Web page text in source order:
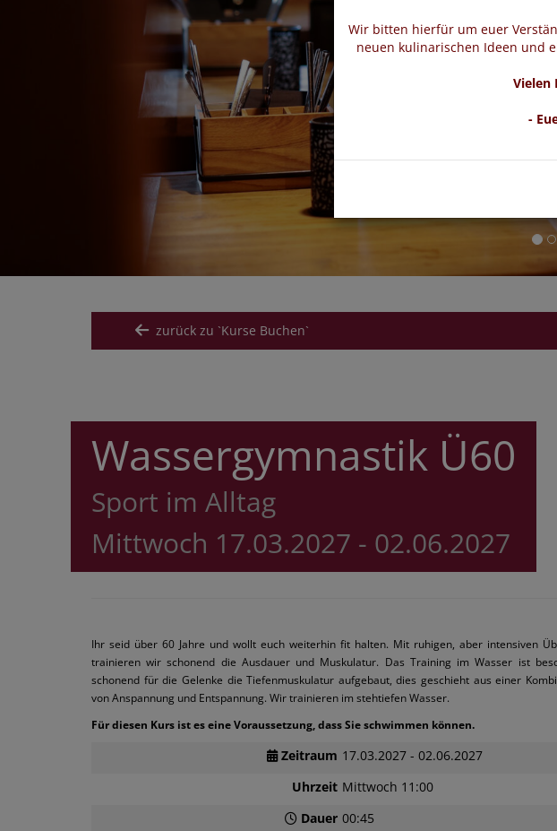
zurück zu `Kurse Buchen`
Wassergymnastik Ü60
Sport im Alltag
Mittwoch 17.03.2027 - 02.06.2027
Ihr seid über 60 Jahre und wollt euch weiterhin fit halten. Mit ruhigen, aber intensiven
trainieren wir schonend die Ausdauer und Muskulatur. Das Training im Wasser ist
schonend für die Gelenke die Tiefenmuskulatur aufgebaut, dies geschieht aus einer
von Anspannung und Entspannung. Wir trainieren im stehtiefen Wasser.
Für diesen Kurs ist es eine Voraussetzung, dass Sie schwimmen können.
Zeitraum 17.03.2027 - 02.06.2027
Uhrzeit Mittwoch 11:00
Dauer 00:45
Wir bitten hierfür um euer
neuen kulinarischen Ideen und
Vielen
-